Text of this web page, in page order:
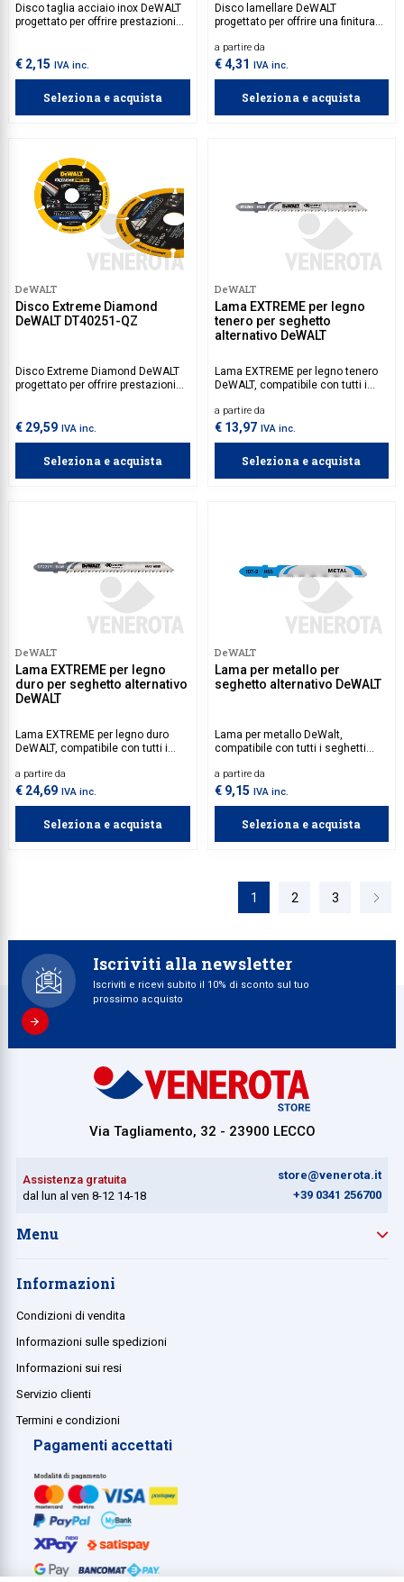
Disco taglia acciaio inox DeWALT
progettato per offrire prestazioni
ferrosi. La sua costruzione
resistente riduce il rischio di
ideale per professionisti.
€ 2,15 IVA inc.
Seleziona e acquista
Disco lamellare DeWALT
progettato per offrire una finitura
superfici di legno, metallo e
materiali compositi. Dotato di una
struttura robusta e resistente,
una rapida rimozione del
materiale, rendendolo ideale per
a partire da
€ 4,31 IVA inc.
Seleziona e acquista
DeWALT
Disco Extreme Diamond
DeWALT DT40251-QZ
Disco Extreme Diamond DeWALT
progettato per offrire prestazioni
inossidabile, ghisa, barre di
armatura, lamiera e alluminio.
premium, garantisce una durata
prolungata con almeno 1000 tagli
€ 29,59 IVA inc.
Seleziona e acquista
DeWALT
Lama EXTREME per legno
tenero per seghetto
alternativo DeWALT
Lama EXTREME per legno tenero
DeWALT, compatibile con tutti i
a partire da
€ 13,97 IVA inc.
Seleziona e acquista
DeWALT
Lama EXTREME per legno
duro per seghetto alternativo
DeWALT
Lama EXTREME per legno duro
DeWALT, compatibile con tutti i
a partire da
€ 24,69 IVA inc.
Seleziona e acquista
DeWALT
Lama per metallo per
seghetto alternativo DeWALT
Lama per metallo DeWalt,
compatibile con tutti i seghetti
a partire da
€ 9,15 IVA inc.
Seleziona e acquista
1 2 3
Iscriviti alla newsletter
Iscriviti e ricevi subito il 10% di sconto sul tuo
prossimo acquisto
Via Tagliamento, 32 - 23900 LECCO
Assistenza gratuita
dal lun al ven 8-12 14-18
store@venerota.it
+39 0341 256700
Menu
Informazioni
Condizioni di vendita
Informazioni sulle spedizioni
Informazioni sui resi
Servizio clienti
Termini e condizioni
Pagamenti accettati